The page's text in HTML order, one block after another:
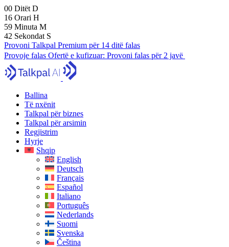
00 Ditët D
16 Orari H
59 Minuta M
41 Sekondat S
Provoni Talkpal Premium për 14 ditë falas
Provoje falas Ofertë e kufizuar: Provoni falas për 2 javë
Ballina
Të nxënit
Talkpal për biznes
Talkpal për arsimin
Regjistrim
Hyrje
Shqip
English
Deutsch
Français
Español
Italiano
Português
Nederlands
Suomi
Svenska
Čeština